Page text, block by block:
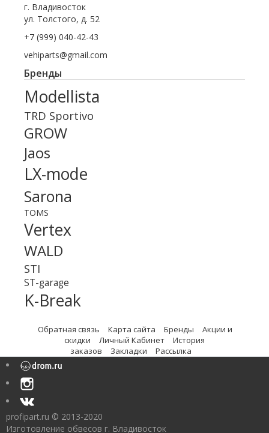
г. Владивосток
ул. Толстого, д. 52
+7 (999) 040-42-43
vehiparts@gmail.com
Бренды
Modellista
TRD Sportivo
GROW
Jaos
LX-mode
Sarona
TOMS
Vertex
WALD
STI
ST-garage
K-Break
Обратная связь Карта сайта Бренды
Акции и
скидки
Личный Кабинет
История
заказов
Закладки Рассылка
profipart.ru © 2013-2020
Изготовление обвесов г. Владивосток